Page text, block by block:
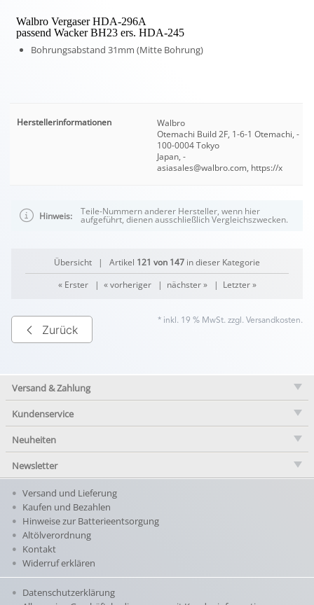
Walbro Vergaser HDA-296A
passend Wacker BH23 ers. HDA-245
Bohrungsabstand 31mm (Mitte Bohrung)
Herstellerinformationen
Walbro
Otemachi Build 2F, 1-6-1 Otemachi, -
100-0004 Tokyo
Japan, -
asiasales@walbro.com, https://x
Hinweis: Teile-Nummern anderer Hersteller, wenn hier
aufgeführt, dienen ausschließlich Vergleichszwecken.
Übersicht | Artikel 121 von 147 in dieser Kategorie
« Erster| « vorheriger| nächster »| Letzter »
Zurück
* inkl. 19 % MwSt. zzgl. Versandkosten.
Versand & Zahlung
Kundenservice
Neuheiten
Newsletter
Versand und Lieferung
Kaufen und Bezahlen
Hinweise zur Batterieentsorgung
Altölverordnung
Kontakt
Widerruf erklären
Datenschutzerklärung